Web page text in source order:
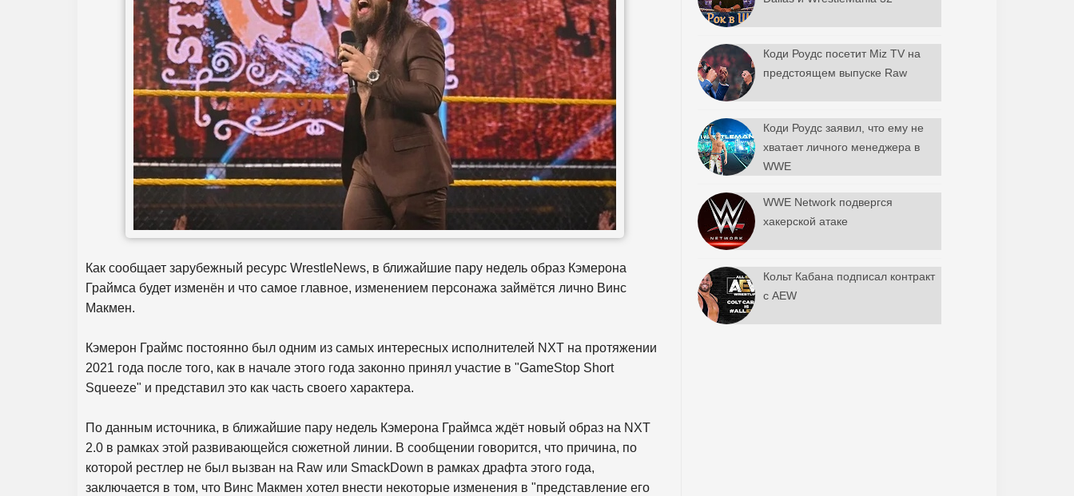
Как сообщает зарубежный ресурс WrestleNews, в ближайшие пару недель образ Кэмерона
Граймса будет изменён и что самое главное, изменением персонажа займётся лично Винс
Макмен.
Кэмерон Граймс постоянно был одним из самых интересных исполнителей NXT на протяжении
2021 года после того, как в начале этого года законно принял участие в "GameStop Short
Squeeze" и представил это как часть своего характера.
По данным источника, в ближайшие пару недель Кэмерона Граймса ждёт новый образ на NXT
2.0 в рамках этой развивающейся сюжетной линии. В сообщении говорится, что причина, по
которой рестлер не был вызван на Raw или SmackDown в рамках драфта этого года,
заключается в том, что Винс Макмен хотел внести некоторые изменения в "представление его
Коди Роудс посетит Miz TV на
предстоящем выпуске Raw
Коди Роудс заявил, что ему не
хватает личного менеджера в
WWE
WWE Network подвергся
хакерской атаке
Кольт Кабана подписал контракт
с AEW